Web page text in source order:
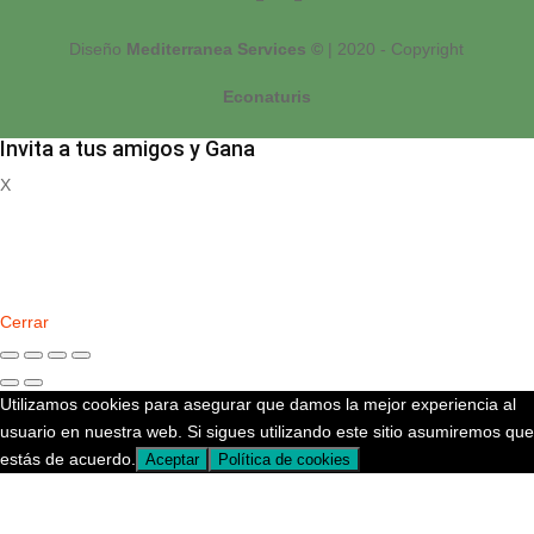
Diseño Mediterranea Services © | 2020 - Copyright
Econaturis
Invita a tus amigos y Gana
X
Cerrar
Utilizamos cookies para asegurar que damos la mejor experiencia al
usuario en nuestra web. Si sigues utilizando este sitio asumiremos que
estás de acuerdo.
Aceptar Política de cookies